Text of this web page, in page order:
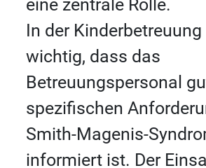
eine zentrale Rolle.
In der
wichtig, dass das
Betreuungspersonal
spezifischen
Smith-Magenis-
informiert ist. Der